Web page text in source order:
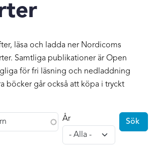
läsa och ladda ner Nordicoms
Samtliga publikationer är Open
för fri läsning och nedladdning
böcker går också att köpa i tryckt
År